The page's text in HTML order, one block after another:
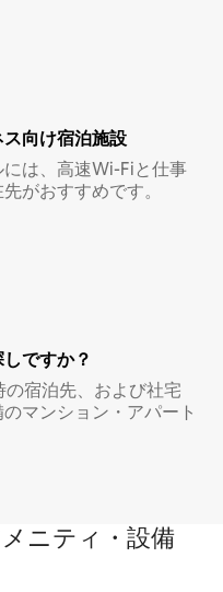
向⁠け宿⁠泊⁠施⁠設
は、高速Wi-Fiと仕事
がおすすめです。
ですか？
宿泊先、および社宅
マンション・アパート
ニティ・設備